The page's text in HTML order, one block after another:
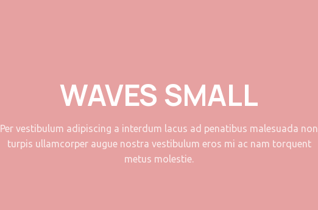
WAVES SMALL
Per vestibulum adipiscing a interdum lacus ad penatibus malesuada non
turpis ullamcorper augue nostra vestibulum eros mi ac nam torquent
metus molestie.